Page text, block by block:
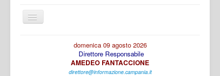
Cambia
navigazione
domenica 09 agosto 2026
Direttore Responsabile
AMEDEO FANTACCIONE
direttore@informazione.campania.it